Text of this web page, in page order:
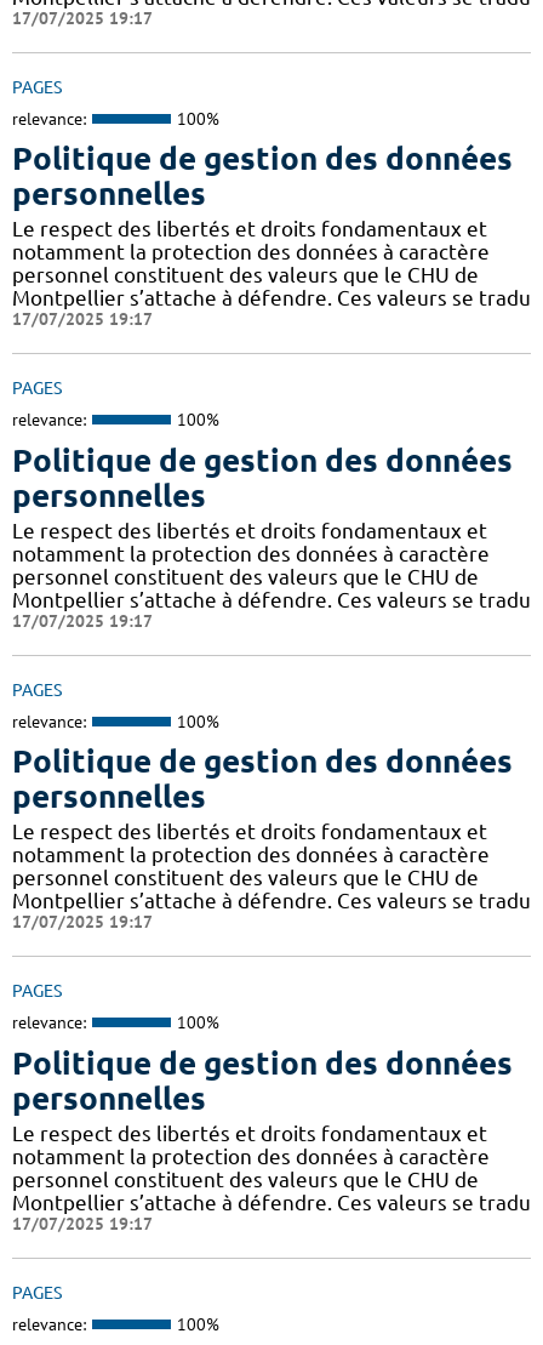
17/07/2025 19:17
PAGES
relevance: 100%
Politique de gestion des données
personnelles
Le respect des libertés et droits fondamentaux et
notamment la protection des données à caractère
personnel constituent des valeurs que le CHU de
Montpellier s’attache à défendre. Ces valeurs se tradu
17/07/2025 19:17
PAGES
relevance: 100%
Politique de gestion des données
personnelles
Le respect des libertés et droits fondamentaux et
notamment la protection des données à caractère
personnel constituent des valeurs que le CHU de
Montpellier s’attache à défendre. Ces valeurs se tradu
17/07/2025 19:17
PAGES
relevance: 100%
Politique de gestion des données
personnelles
Le respect des libertés et droits fondamentaux et
notamment la protection des données à caractère
personnel constituent des valeurs que le CHU de
Montpellier s’attache à défendre. Ces valeurs se tradu
17/07/2025 19:17
PAGES
relevance: 100%
Politique de gestion des données
personnelles
Le respect des libertés et droits fondamentaux et
notamment la protection des données à caractère
personnel constituent des valeurs que le CHU de
Montpellier s’attache à défendre. Ces valeurs se tradu
17/07/2025 19:17
PAGES
relevance: 100%